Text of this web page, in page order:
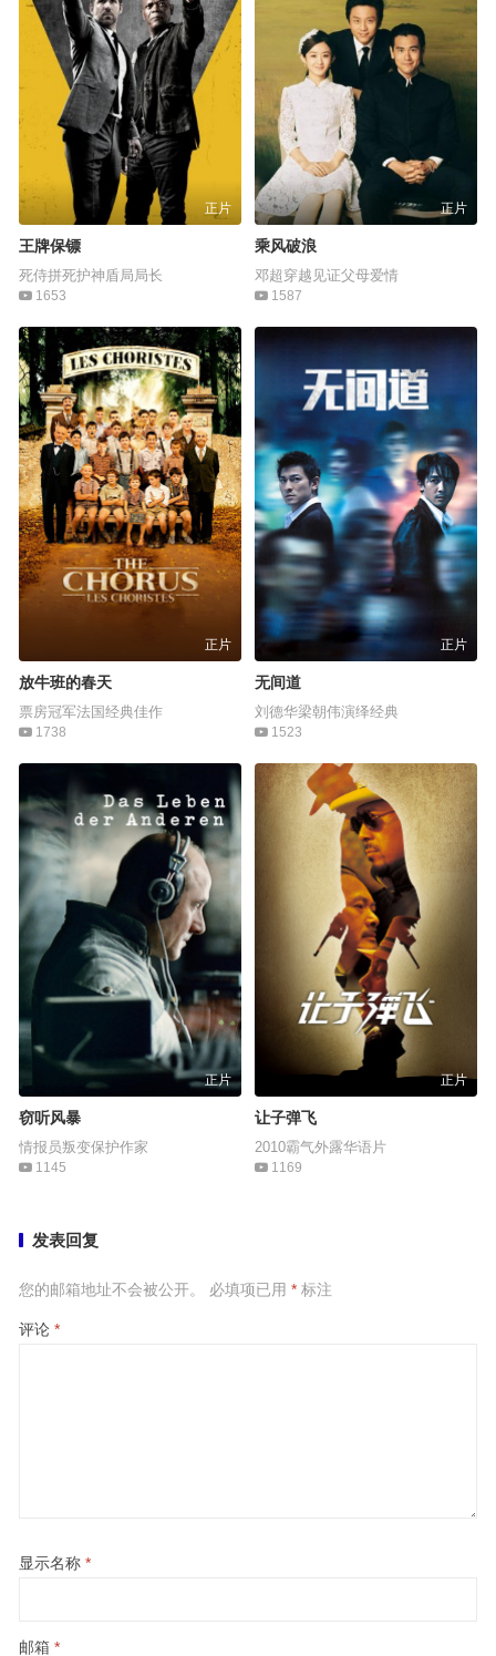
正片
王牌保镖
死侍拼死护神盾局局长
1653
正片
乘风破浪
邓超穿越见证父母爱情
1587
正片
放牛班的春天
票房冠军法国经典佳作
1738
正片
无间道
刘德华梁朝伟演绎经典
1523
正片
窃听风暴
情报员叛变保护作家
1145
正片
让子弹飞
2010霸气外露华语片
1169
发表回复
您的邮箱地址不会被公开。 必填项已用 *标注
评论 *
显示名称 *
邮箱 *